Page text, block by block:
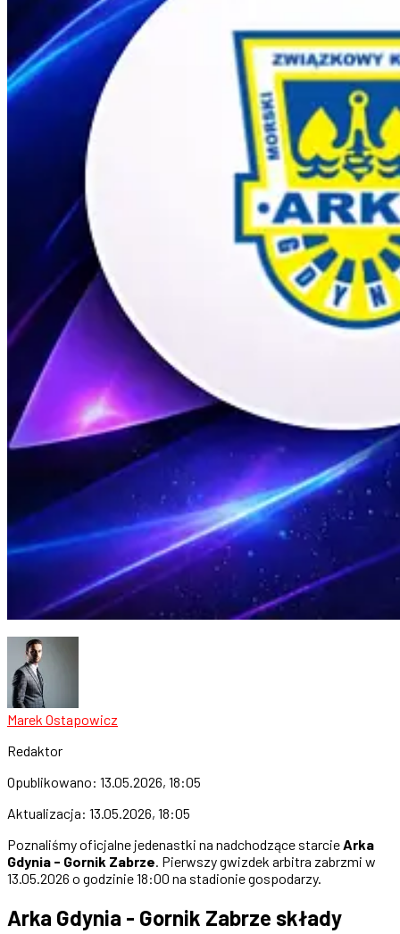
Marek Ostapowicz
Redaktor
Opublikowano: 13.05.2026, 18:05
Aktualizacja: 13.05.2026, 18:05
Poznaliśmy oficjalne jedenastki na nadchodzące starcieArka
Gdynia - Gornik Zabrze. Pierwszy gwizdek arbitra zabrzmi w
13.05.2026 o godzinie 18:00 na stadionie gospodarzy.
Arka Gdynia - Gornik Zabrze składy